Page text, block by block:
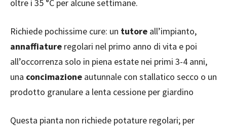
oltre i 35 °C per alcune settimane.
Richiede pochissime cure: un tutore all’impianto,
annaffiature regolari nel primo anno di vita e poi
all’occorrenza solo in piena estate nei primi 3-4 anni,
una concimazione autunnale con stallatico secco o un
prodotto granulare a lenta cessione per giardino
Questa pianta non richiede potature regolari; per